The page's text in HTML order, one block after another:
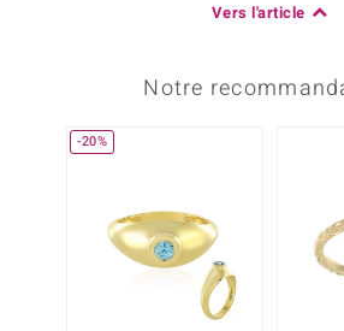
Vers l'article
Notre
-20%